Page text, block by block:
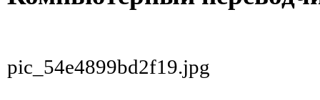
pic_54e4899bd2f19.jpg